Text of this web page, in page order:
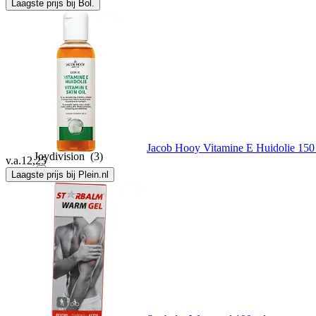
Intimate Earth
It'S Amazing
Jacob Hooy
Joydivision (3)
Kama Sutra(11)
Kamasutra(10)
Laouta(1)
Laagste prijs bij Bol.
Jacob Hooy Vitamine E Huidolie
v.a.12,25
Laagste prijs bij Plein.nl